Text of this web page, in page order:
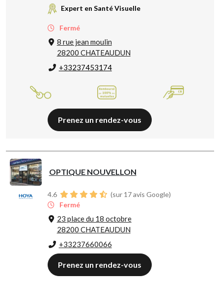
Expert en Santé Visuelle
Fermé
8 rue jean moulin
28200 CHATEAUDUN
+33237453174
Prenez un rendez-vous
OPTIQUE NOUVELLON
4.6
(sur 17 avis Google)
Fermé
23 place du 18 octobre
28200 CHATEAUDUN
+33237660066
Prenez un rendez-vous